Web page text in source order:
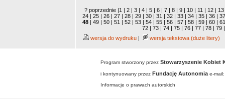
? poprzednie |1 | 2 | 3 | 4 | 5 | 6 | 7 | 8 | 9 | 10 | 11 | 12 | 13
24 | 25 | 26 | 27 | 28 | 29 | 30 | 31 | 32 | 33 | 34 | 35 | 36 | 37
48 | 49 | 50 | 51 | 52 | 53 | 54 | 55 | 56 | 57 | 58 | 59 | 60 | 61
72 | 73 | 74 | 75 | 76 | 77 | 78 | 79 |
wersja do wydruku | wersja tekstowa (duże litery)
Program stworzony przez Stowarzyszenie Kobiet
i kontynuowany przez Fundację Autonomia e-mail:
Informacje o prawach autorskich